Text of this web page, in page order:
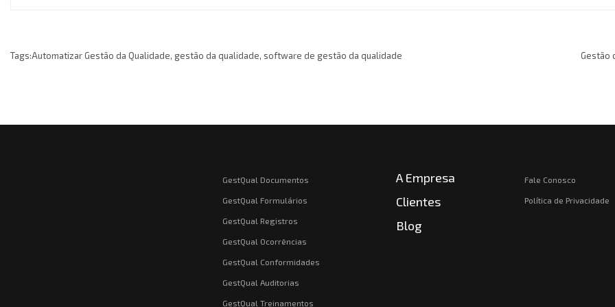
Tags:Automatizar Gestão da Qualidade, gestão da qualidade, software de gestão da qualidade Gestão
GestQual Documentos
GestQual Formulários
GestQual Registros
GestQual Ocorrências
GestQual Conformidades
GestQual Auditorias
GestQual Treinamentos
A Empresa
Clientes
Blog
Fale Conosco
Política de Privacidade